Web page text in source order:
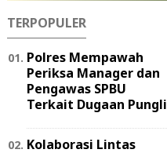
TERPOPULER
Polres Mempawah
Periksa Manager dan
Pengawas SPBU
Terkait Dugaan Pungli
Kolaborasi Lintas